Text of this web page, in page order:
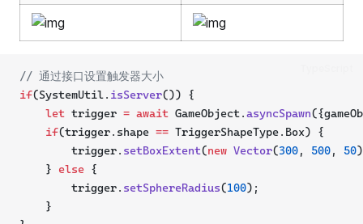
// 通过接口设置触发器大小
if(SystemUtil. isServer()) {
let trigger = await GameObject.asyncSpawn
if(trigger.shape == TriggerShapeType.Box) {
        trigger.
setBoxExtent(new Vector(300, 500, 50
    }
else {
        trigger.
setSphereRadius(100);
    }